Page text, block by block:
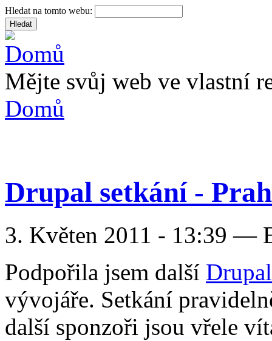
Hledat na tomto webu:
Mějte svůj web ve vlastní
Domů
Drupal setkání -
3. Květen 2011 - 13:39 —
Podpořila jsem další
vývojáře. Setkání
další sponzoři jsou vřele